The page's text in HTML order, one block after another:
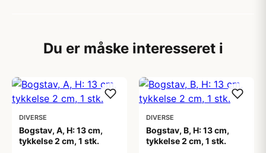
Du er måske interesseret i
DIVERSE
Bogstav, A, H: 13 cm,
tykkelse 2 cm, 1 stk.
DIVERSE
Bogstav, B, H: 13 cm,
tykkelse 2 cm, 1 stk.